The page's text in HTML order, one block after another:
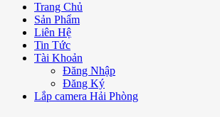
Trang Chủ
Sản Phẩm
Liên Hệ
Tin Tức
Tài Khoản
Đăng Nhập
Đăng Ký
Lắp camera Hải Phòng